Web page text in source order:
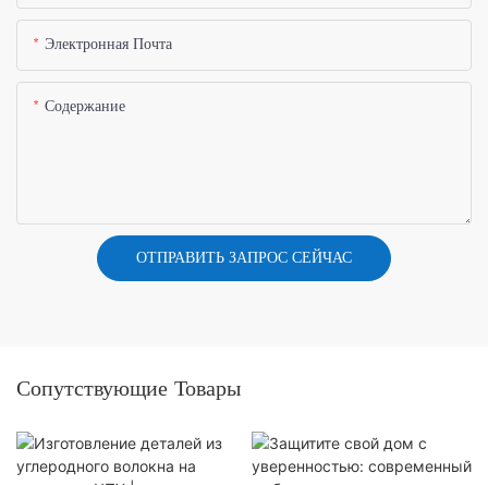
Электронная Почта
Содержание
ОТПРАВИТЬ ЗАПРОС СЕЙЧАС
Сопутствующие Товары